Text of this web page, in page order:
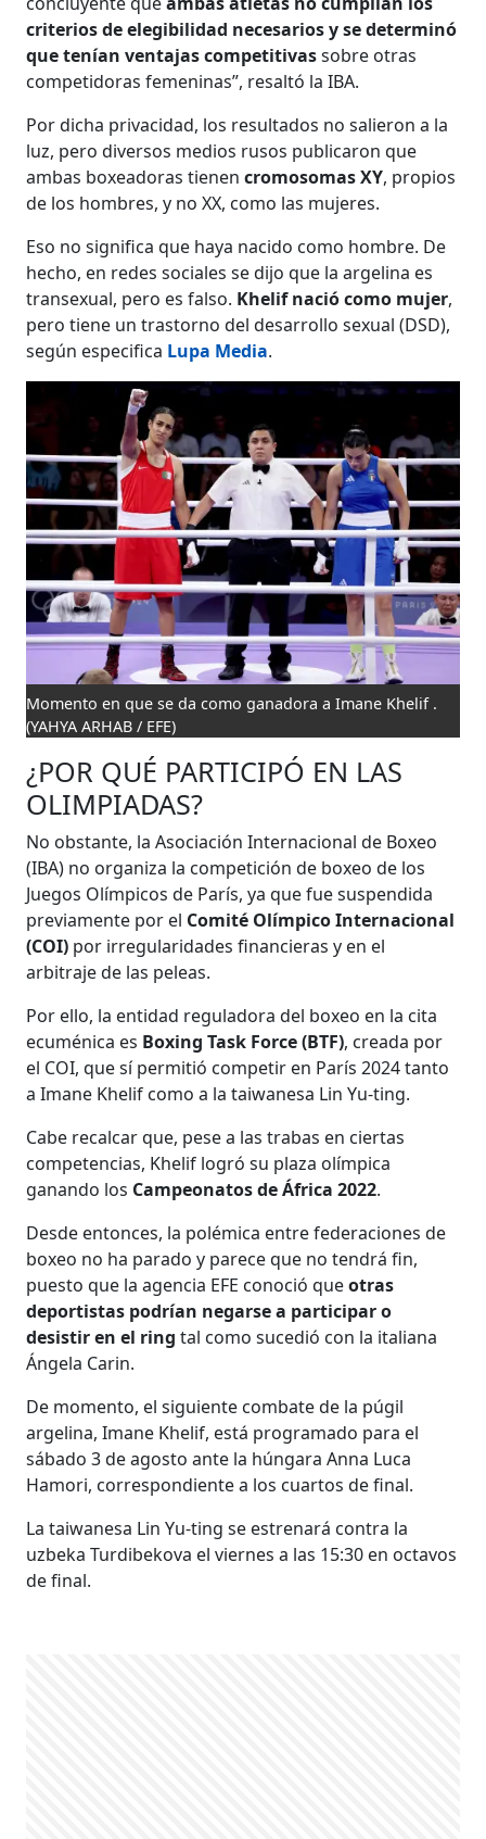
criterios de elegibilidad necesarios y se determinó
que tenían ventajas competitivassobre otras
competidoras femeninas”, resaltó la IBA.
Por dicha privacidad, los resultados no salieron a la
luz, pero diversos medios rusos publicaron que
ambas boxeadoras tienencromosomas XY, propios
de los hombres, y no XX, como las mujeres.
Eso no significa que haya nacido como hombre. De
hecho, en redes sociales se dijo que la argelina es
transexual, pero es falso. Khelif nació como mujer,
pero tiene un trastorno del desarrollo sexual (DSD),
según especifica Lupa Media.
Momento en que se da como ganadora a Imane Khelif .
(YAHYA ARHAB / EFE)
¿POR QUÉ PARTICIPÓ EN LAS
OLIMPIADAS?
No obstante, la Asociación Internacional de Boxeo
(IBA) no organiza la competición de boxeo de los
Juegos Olímpicos de París, ya que fue suspendida
previamente por el Comité Olímpico Internacional
(COI) por irregularidades financieras y en el
arbitraje de las peleas.
Por ello, la entidad reguladora del boxeo en la cita
ecuménica es Boxing Task Force (BTF), creada por
el COI, que sí permitió competir en París 2024 tanto
a Imane Khelif como a la taiwanesa Lin Yu-ting.
Cabe recalcar que, pese a las trabas en ciertas
competencias, Khelif logró su plaza olímpica
ganando los Campeonatos de África 2022.
Desde entonces, la polémica entre federaciones de
boxeo no ha parado y parece que no tendrá fin,
puesto que la agencia EFE conoció queotras
deportistas podrían negarse a participar o
desistir en el ring tal como sucedió con la italiana
Ángela Carin.
De momento, el siguiente combate de la púgil
argelina, Imane Khelif, está programado para el
sábado 3 de agosto ante la húngara Anna Luca
Hamori, correspondiente a los cuartos de final.
La taiwanesa Lin Yu-ting se estrenará contra la
uzbeka Turdibekova el viernes a las 15:30 en octavos
de final.